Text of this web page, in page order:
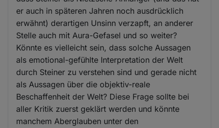
er auch in späteren Jahren noch ausdrücklich
erwähnt) derartigen Unsinn verzapft, an anderer
Stelle auch mit Aura-Gefasel und so weiter?
Könnte es vielleicht sein, dass solche Aussagen
als emotional-gefühlte Interpretation der Welt
durch Steiner zu verstehen sind und gerade nicht
als Aussagen über die objektiv-reale
Beschaffenheit der Welt? Diese Frage sollte bei
aller Kritik zuerst geklärt werden und könnte
manchem Aberglauben unter den